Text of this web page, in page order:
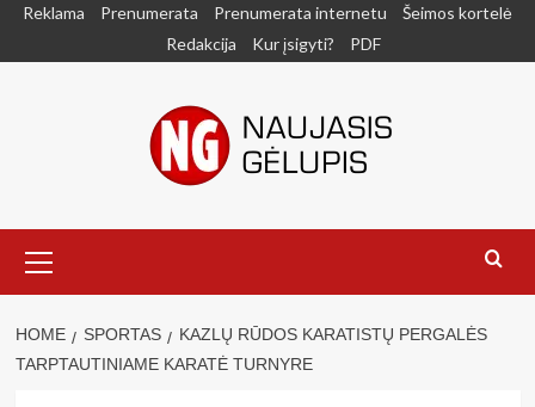
SkipReklama Prenumerata Prenumerata internetu
Šeimos kortelė
Redakcija
Kur įsigyti? PDF
Menu
HOME SPORTAS
KAZLŲ RŪDOS KARATISTŲ PERGALĖS
TARPTAUTINIAME KARATĖ TURNYRE